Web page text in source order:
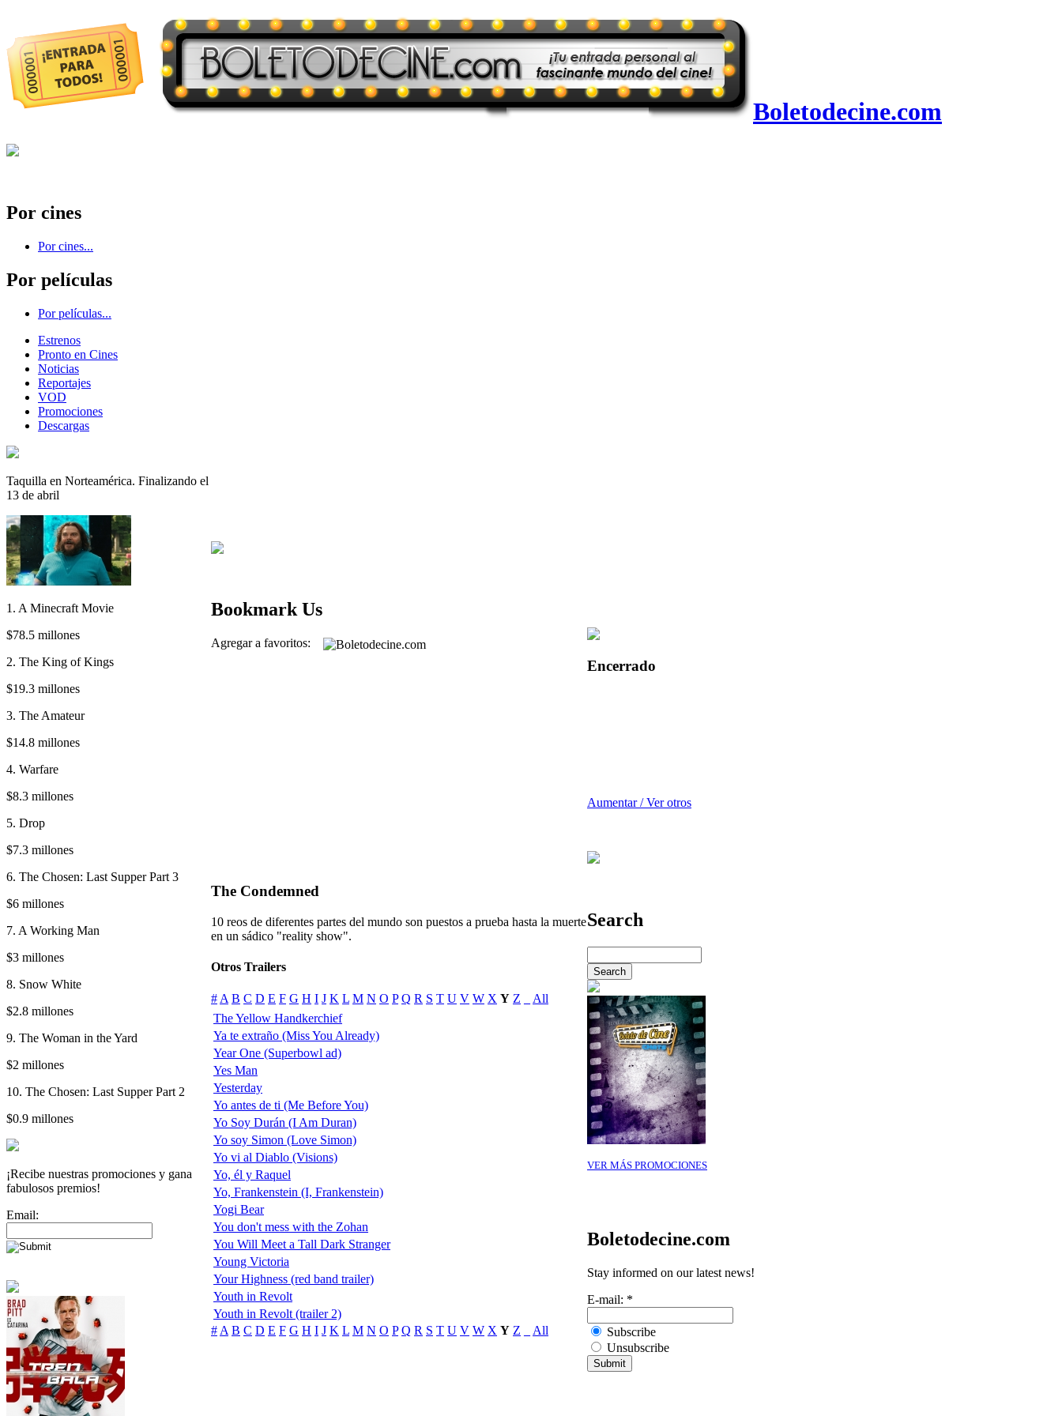
Boletodecine.com
Por cines
Por cines...
Por películas
Por películas...
Estrenos
Pronto en Cines
Noticias
Reportajes
VOD
Promociones
Descargas
Taquilla en Norteamérica. Finalizando el
13 de abril
1. A Minecraft Movie
$78.5 millones
2. The King of Kings
$19.3 millones
3. The Amateur
$14.8 millones
4. Warfare
$8.3 millones
5. Drop
$7.3 millones
6. The Chosen: Last Supper Part 3
$6 millones
7. A Working Man
$3 millones
8. Snow White
$2.8 millones
9. The Woman in the Yard
$2 millones
10. The Chosen: Last Supper Part 2
$0.9 millones
¡Recibe nuestras promociones y gana
fabulosos premios!
Email:
Bookmark Us
Agregar a favoritos:
The Condemned
10 reos de diferentes partes del mundo son puestos a prueba hasta la muerte
en un sádico "reality show".
Otros Trailers
# A B C D E F G H I J K L M N O P Q R S T U V W X Y Z
All
The Yellow Handkerchief
Ya te extraño (Miss You Already)
Year One (Superbowl ad)
Yes Man
Yesterday
Yo antes de ti (Me Before You)
Yo Soy Durán (I Am Duran)
Yo soy Simon (Love Simon)
Yo vi al Diablo (Visions)
Yo, él y Raquel
Yo, Frankenstein (I, Frankenstein)
Yogi Bear
You don't mess with the Zohan
You Will Meet a Tall Dark Stranger
Young Victoria
Your Highness (red band trailer)
Youth in Revolt
Youth in Revolt (trailer 2)
# A B C D E F G H I J K L M N O P Q R S T U V W X Y Z All
Encerrado
Aumentar / Ver otros
Search
VER MÁS PROMOCIONES
Boletodecine.com
Stay informed on our latest news!
E-mail: *
Subscribe
Unsubscribe